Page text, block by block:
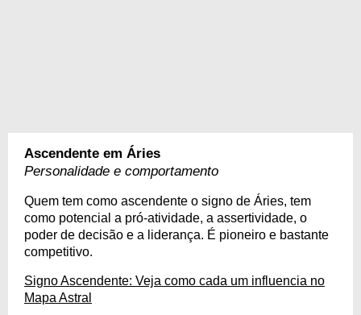
Ascendente em Áries
Personalidade e comportamento
Quem tem como ascendente o signo de Áries, tem
como potencial a pró-atividade, a assertividade, o
poder de decisão e a liderança. É pioneiro e bastante
competitivo.
Signo Ascendente: Veja como cada um influencia no
Mapa Astral